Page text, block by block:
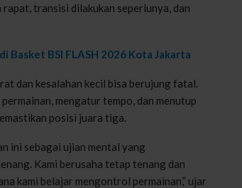
transisi dilakukan seperlunya, dan
Basket BSI FLASH 2026 Kota Jakarta
dan kesalahan kecil bisa berujung fatal.
mengatur tempo, dan menutup
posisi juara tiga.
ini sebagai ujian mental yang
Kami berusaha tetap tenang dan
kami belajar mengontrol permainan,” ujar